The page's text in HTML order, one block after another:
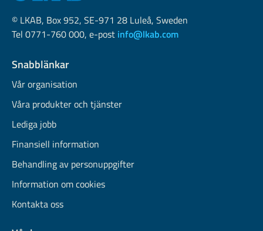
© LKAB, Box 952, SE-971 28 Luleå, Sweden
Tel 0771-760 000, e-post info@lkab.com
Snabblänkar
Vår organisation
Våra produkter och tjänster
Lediga jobb
Finansiell information
Behandling av personuppgifter
Information om cookies
Kontakta oss